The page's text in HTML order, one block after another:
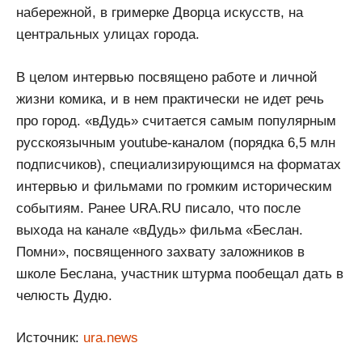
набережной, в гримерке Дворца искусств, на
центральных улицах города.
В целом интервью посвящено работе и личной
жизни комика, и в нем практически не идет речь
про город. «вДудь» считается самым популярным
русскоязычным youtube-каналом (порядка 6,5 млн
подписчиков), специализирующимся на форматах
интервью и фильмами по громким историческим
событиям. Ранее URA.RU писало, что после
выхода на канале «вДудь» фильма «Беслан.
Помни», посвященного захвату заложников в
школе Беслана, участник штурма пообещал дать в
челюсть Дудю.
Источник: ura.news